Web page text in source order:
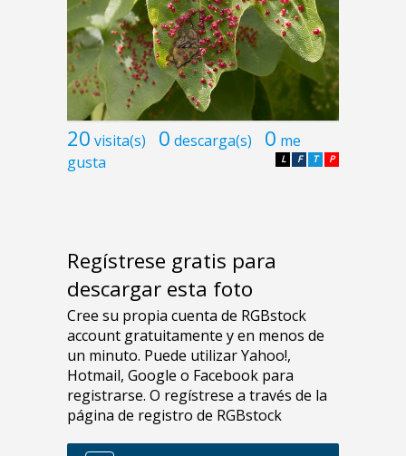
20 visita(s) 0 descarga(s) 0 me
gusta
P
T
F
L
Regístrese gratis para
descargar esta foto